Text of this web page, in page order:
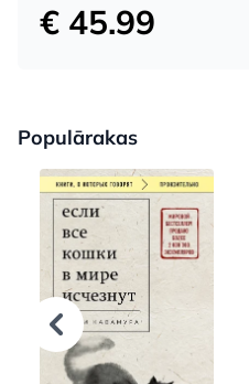
€ 45.99
Populārakas